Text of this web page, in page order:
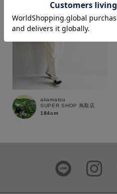
商品タイプ
通常商品
在庫あり
akamatsu
SUPER SHOP 鳥取店
184cm